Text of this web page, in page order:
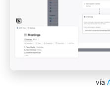
vía